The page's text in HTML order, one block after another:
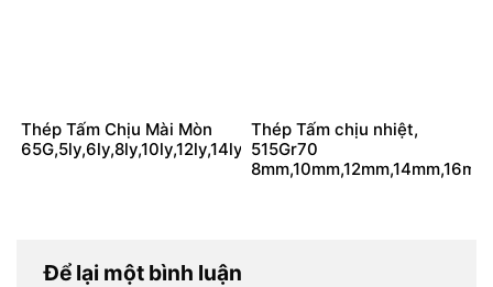
Thép Tấm Chịu Mài Mòn
65G,5ly,6ly,8ly,10ly,12ly,14ly,16ly,18ly,20ly
Thép Tấm chịu nhiệt,
515Gr70
Để lại một bình luận